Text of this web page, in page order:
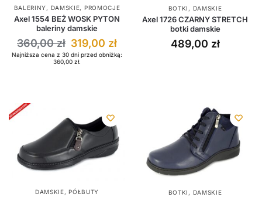
BALERINY , DAMSKIE, PROMOCJE
Axel 1554 BEŻ WOSK PYTON
baleriny damskie
360,00zł 319,00 zł
Najniższa cena z 30 dni przed obniżką:
360,00 zł.
BOTKI , DAMSKIE
Axel 1726 CZARNY STRETCH
botki damskie
489,00 zł
DAMSKIE,PÓŁBUTY BOTKI , DAMSKIE